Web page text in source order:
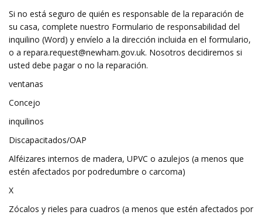
Si no está seguro de quién es responsable de la reparación de
su casa, complete nuestro Formulario de responsabilidad del
inquilino (Word) y envíelo a la dirección incluida en el formulario,
o a repara.request@newham.gov.uk. Nosotros decidiremos si
usted debe pagar o no la reparación.
ventanas
Concejo
inquilinos
Discapacitados/OAP
Alféizares internos de madera, UPVC o azulejos (a menos que
estén afectados por podredumbre o carcoma)
X
Zócalos y rieles para cuadros (a menos que estén afectados por